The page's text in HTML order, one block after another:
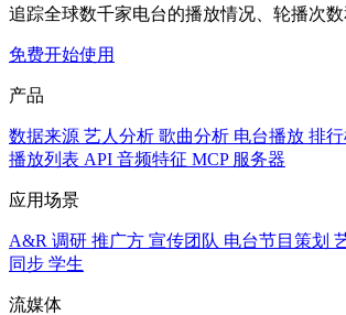
追踪全球数千家电台的播放情况、轮播次数
免费开始使用
产品
数据来源 艺人分析 歌曲分析 电台播放 排
播放列表 API 音频特征 MCP 服务器
应用场景
A&R 调研 推广方 宣传团队 电台节目策划
同步 学生
流媒体